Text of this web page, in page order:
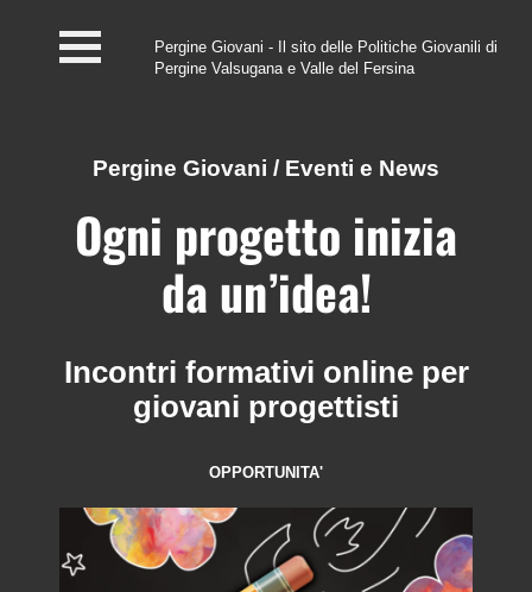
#InfoPoint
Centro #Kairos
PGZ Pergine e Valle
del Fersina
Eventi e News
Contatti
Pergine Giovani - Il sito delle Politiche Giovanili di
Pergine Valsugana e Valle del Fersina
Pergine Giovani / Eventi e News
Ogni progetto inizia
da un’idea!
Incontri formativi online per
giovani progettisti
OPPORTUNITA'